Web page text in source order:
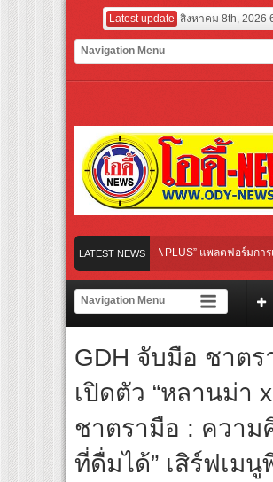
Latest update สิงหาคม 8th, 2026
LATEST NEWS
ารศึกษา เปิดตัว “SCA PLUS” แพลตฟอร์มการเรียนรู้
การลงทุนในธุรกิจการศึกษากว่า 100 ล้านบาท
รุงเทพฯ เสริม Air Connectivity ดึงนักท่องเที่ยวคุณภาพ
ลงซีรีย์แนวตั้ง พร้อมเขย่าวงการบันเทิงยุคดิจิทัล
พร้อมเสิร์ฟ MV สดใส ได้ “ต้าเหนิง” และ “ณิชา” ร่วมเติ
ผิวโชว์ได้ ตอบโจทย์คนรุ่นใหม่
ารศึกษา เปิดตัว “SCA PLUS” แพลตฟอร์มการเรียนรู้
การลงทุนในธุรกิจการศึกษากว่า 100 ล้านบาท
GDH จับมือ ชาตร
เปิดตัว “หลานม่า x
ชาตรามือ : ความ
ที่ดื่มได้” เสิร์ฟเมนู